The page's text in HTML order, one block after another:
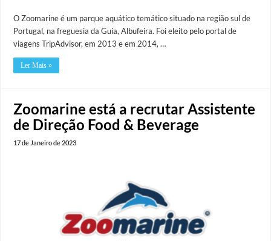
O Zoomarine é um parque aquático temático situado na região sul de
Portugal, na freguesia da Guia, Albufeira. Foi eleito pelo portal de
viagens TripAdvisor, em 2013 e em 2014, …
Ler Mais »
Zoomarine está a recrutar Assistente
de Direção Food & Beverage
17 de Janeiro de 2023